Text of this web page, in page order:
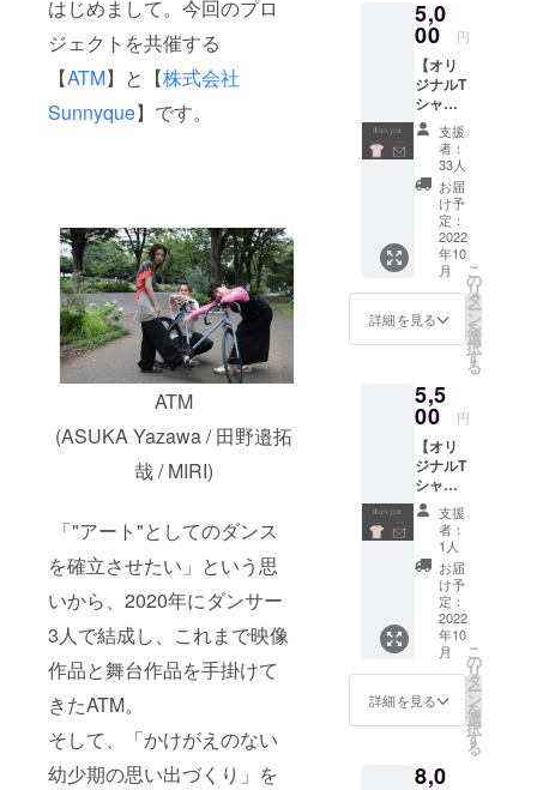
はじめまして。今回のプロ
ジェクトを共催する
【ATM】と【株式会社
Sunnyque】です。
ATM
(ASUKA Yazawa / 田野邉拓
哉 / MIRI)
「"アート"としてのダンス
を確立させたい」という思
いから、2020年にダンサー
3人で結成し、これまで映像
作品と舞台作品を手掛けて
きたATM。
そして、「かけがえのない
幼少期の思い出づくり」を
随時
メール
にて送
付。
はござ
いませ
ん。 当
日は受
付に
て、お
申し込
み頂い
たお名
前と受
領メー
ルを確
認させ
ていた
だきま
ショル
ダー部
1×115
生地：
厚手
コット
ン カ
ラー：
ナチュ
ラル
［お届
け形
式］※ご
選択く
ださ
い。 1.
9/26(月)
時発
送。備
考欄に
て、お
届け先
の氏
名・住
所・電
話番号
をご入
力くだ
さい。
2. 会場
でのお
渡し
演ご観
劇予定
象） …
ターン
から体
験にお
越しい
ただい
た方は
「入会
金、入
会手数
料無
料」と
させて
いただ
きま
す！ な
お、
レッス
2022年
9月〜
3月末日
までに
なりま
す。 ス
タジオ
情報は
こちら↓
https://
sunnypi
ece.sun
nyday.j
届け形
式］
メール
5,0
00 円
【オリ
ジナルT
シャ
ツ】
〈今回
頂いた
ご支援
に対す
るお礼
のお手
紙〉
〈本公
演"Son
g
For..."オ
ツ〉 出
演者の
手のオ
ブジェ
にデザ
インが
加わっ
たお
しゃれ
T！（デ
ザイン
案 画像
②） カ
ラーは
白。 サ
イズ
は、S〜
ただけ
支援
者：
33人
お届
け予
定：
2022
年10
月
詳細を見る
こ
の
リ
タ
ー
ン
を
選
択
す
る
5,5
00 円
【オリ
ジナルT
シャ
ツ】
（XXL
及び
XXXL）
〈今回
頂いた
ご支援
に対す
るお礼
のお手
紙〉
〈本公
For..."オ
支援
者：
1人
お届
け予
定：
2022
年10
月
詳細を見る
こ
の
リ
タ
ー
ン
を
選
択
す
る
8,0